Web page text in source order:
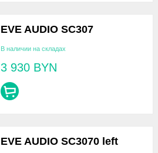
EVE AUDIO SC307
В наличии на складах
3 930 BYN
EVE AUDIO SC3070 left